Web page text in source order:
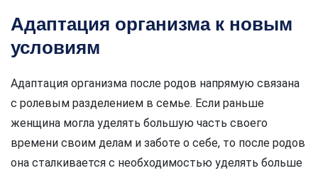
Адаптация организма к новым
условиям
Адаптация организма после родов напрямую связана
с ролевым разделением в семье. Если раньше
женщина могла уделять большую часть своего
времени своим делам и заботе о себе, то после родов
она сталкивается с необходимостью уделять больше